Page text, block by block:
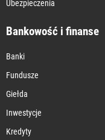
Ubezpieczenia
Bankowość i finanse
Banki
Fundusze
Giełda
Inwestycje
Kredyty